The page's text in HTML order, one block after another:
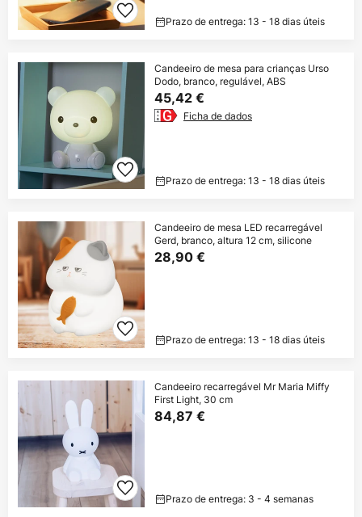
Prazo de entrega: 13 - 18 dias úteis
Candeeiro de mesa para crianças Urso
Dodo, branco, regulável, ABS
45,42 €
Ficha de dados
Prazo de entrega: 13 - 18 dias úteis
Candeeiro de mesa LED recarregável
Gerd, branco, altura 12 cm, silicone
28,90 €
Prazo de entrega: 13 - 18 dias úteis
Candeeiro recarregável Mr Maria Miffy
First Light, 30 cm
84,87 €
Prazo de entrega: 3 - 4 semanas